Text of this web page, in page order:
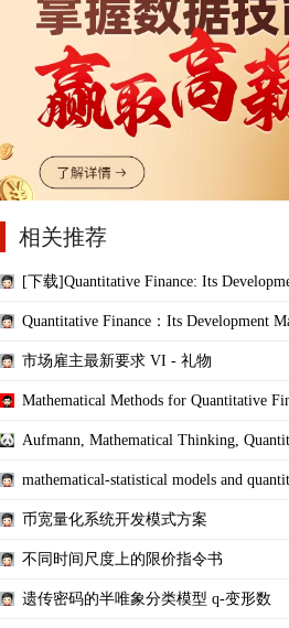
相关推荐
[下载]Quantitative Finance: Its
Quantitative Finance：Its Development
市场雇主最新要求 VI - 礼物
Mathematical Methods for Quantitative
Aufmann, Mathematical Thinking,
mathematical-statistical models and
币宽量化系统开发模式方案
不同时间尺度上的限价指令书
遗传密码的半唯象分类模型 q-变形数